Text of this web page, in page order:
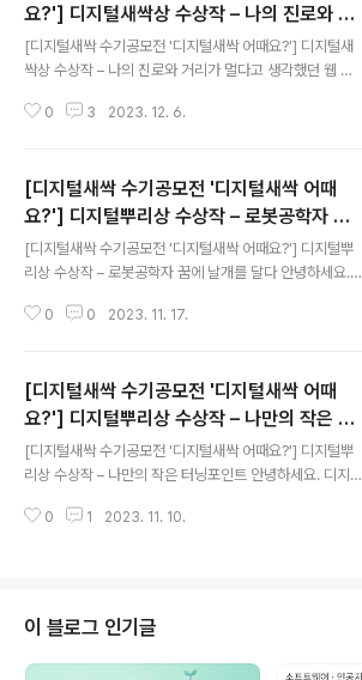
요?'] 디지털새싹상 수상작 – 나의 진로와 거
리가 멀다고 생각했던 웹 프로그래밍을 배우
며
[디지털새싹 수기공모전 '디지털새싹 어때요?'] 디지털새
싹상 수상작 – 나의 진로와 거리가 멀다고 생각했던 웹 프
지난봄, 디지털새싹 캠프 참여 소감을 주제로 한 디지털새
로와 거리가 멀다고 생각했던 웹 프로그래밍을 배우며...’
함께 만나 볼까요? ▼ 원문 보기 ▼ 나의 진로와 거리가 멀
다고 생각했던 웹 프로그래밍을 배우며…. 박다현 나는 특
성화고등학교에 진학한 뒤로 일반 고등학교나 특목 고등학
고 은연중에 느끼고 있었다. 이것을 느끼게 된 계기는 작년
0 3 2023. 12. 6.
[디지털새싹 수기공모전 '디지털새싹 어때
요?'] 디지털뿌리상 수상작 – 로봇공학자 꿈
에 날개를 달다
[디지털새싹 수기공모전 '디지털새싹 어때요?'] 디지털뿌
리상 수상작 – 로봇공학자 꿈에 날개를 달다 안녕하세요.
소감을 주제로 한 디지털새싹 수기공모전 ‘디지털새싹 어
나 볼까요? ▼ 원문 보기 ▼ 로봇공학자 꿈에 날개를 달다
최유선 코딩, 코딩, 코딩... 코딩을 배워두지 않으면 우리 아
이들이 살아갈 4차 산업혁명의 시대에서 살아남을 수 없을
것처럼 코딩의 중요성이 강조되고 있다. 나도 아이들 교육
은 무엇이며, 난 우리 아이에게 어떻게 코딩을 가르쳐야 하
0 0 2023. 11. 17.
[디지털새싹 수기공모전 '디지털새싹 어때
요?'] 디지털뿌리상 수상작 – 나만의 작은 터
닝포인트
[디지털새싹 수기공모전 '디지털새싹 어때요?'] 디지털뿌
리상 수상작 – 나만의 작은 터닝포인트 안녕하세요. 디지털
주제로 한 디지털새싹 수기공모전 ‘디지털새싹 어때요?’ 수
였다. 내가 꾸는 꿈과 현재의 나는 많이 멀어 보였다. 수많
은 생각들로 가득 차 있는 내 머릿속에서 많은 것들이 내 앞
을 가려 꿈을 이룬 나의 모습은 희미하게 보였다. 나는 개발
0 1 2023. 11. 10.
이 블로그 인기글